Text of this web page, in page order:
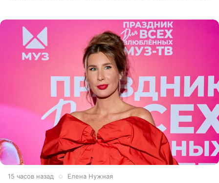
15 часов назад Елена Нужная